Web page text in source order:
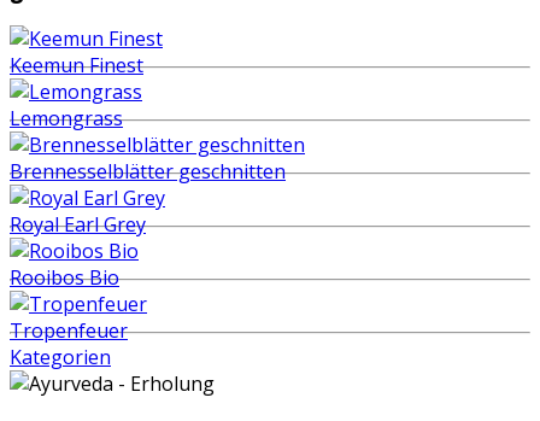
Keemun Finest
Lemongrass
Brennesselblätter geschnitten
Royal Earl Grey
Rooibos Bio
Tropenfeuer
Kategorien